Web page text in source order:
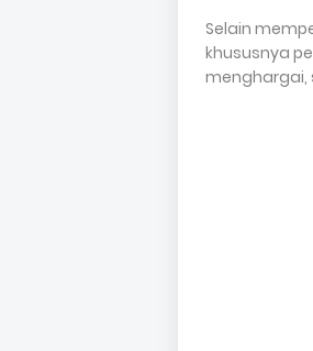
Selain
khususnya
menghargai,